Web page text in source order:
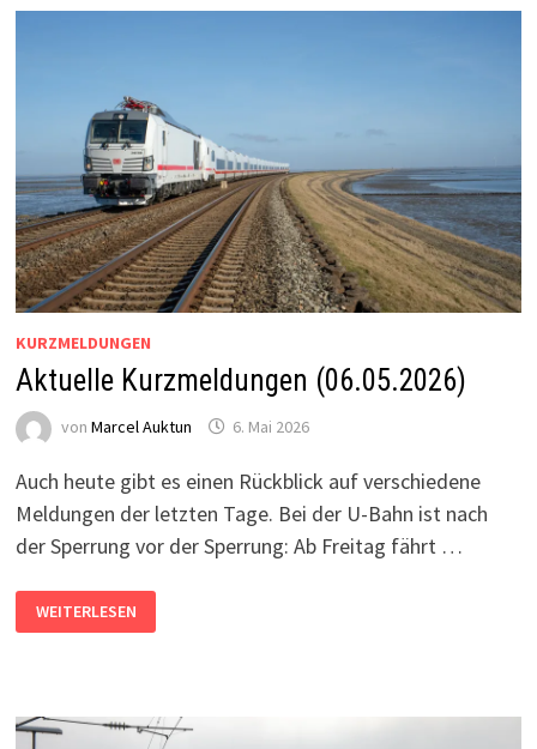
KURZMELDUNGEN
Aktuelle Kurzmeldungen (06.05.2026)
von Marcel Auktun 6. Mai 2026
Auch heute gibt es einen Rückblick auf verschiedene
Meldungen der letzten Tage. Bei der U-Bahn ist nach
der Sperrung vor der Sperrung: Ab Freitag fährt …
KURZMELDUNGEN
(06.05.2026)
WEITERLESEN